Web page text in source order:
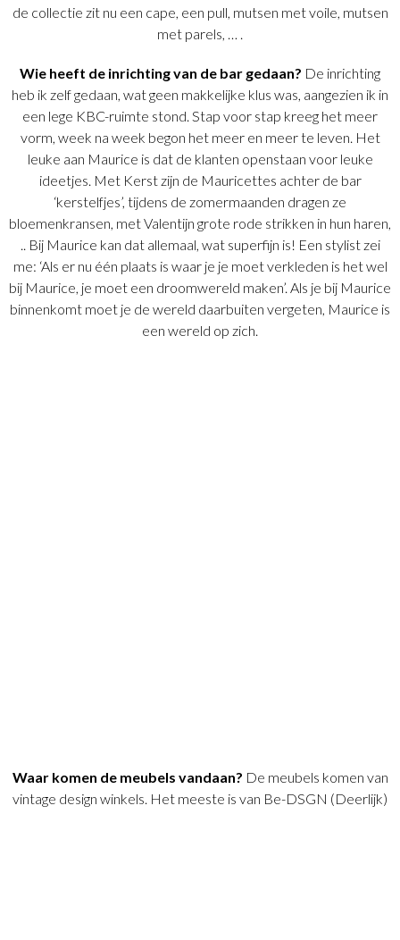
de collectie zit nu een cape, een pull, mutsen met voile, mutsen
met parels, … .
Wie heeft de inrichting van de bar gedaan? De inrichting
heb ik zelf gedaan, wat geen makkelijke klus was, aangezien ik in
een lege KBC-ruimte stond. Stap voor stap kreeg het meer
vorm, week na week begon het meer en meer te leven. Het
leuke aan Maurice is dat de klanten openstaan voor leuke
ideetjes. Met Kerst zijn de Mauricettes achter de bar
‘kerstelfjes’, tijdens de zomermaanden dragen ze
bloemenkransen, met Valentijn grote rode strikken in hun haren,
.. Bij Maurice kan dat allemaal, wat superfijn is! Een stylist zei
me: ‘Als er nu één plaats is waar je je moet verkleden is het wel
bij Maurice, je moet een droomwereld maken’. Als je bij Maurice
binnenkomt moet je de wereld daarbuiten vergeten, Maurice is
een wereld op zich.
Waar komen de meubels vandaan? De meubels komen van
vintage design winkels. Het meeste is van Be-DSGN (Deerlijk)